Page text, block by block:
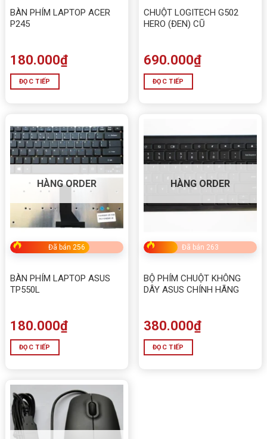
BÀN PHÍM LAPTOP ACER
P245
180.000₫
ĐỌC TIẾP
CHUỘT LOGITECH G502
HERO (ĐEN) CŨ
690.000₫
ĐỌC TIẾP
HÀNG ORDER
Đã bán 256
BÀN PHÍM LAPTOP ASUS
TP550L
180.000₫
ĐỌC TIẾP
HÀNG ORDER
Đã bán 263
BỘ PHÍM CHUỘT KHÔNG
DÂY ASUS CHÍNH HÃNG
380.000₫
ĐỌC TIẾP